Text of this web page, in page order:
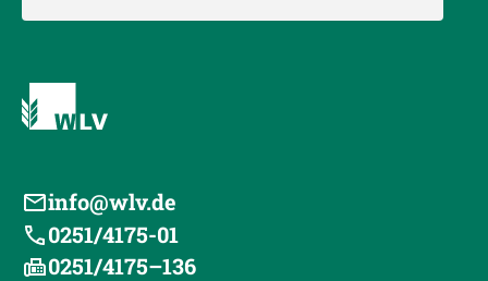
info@wlv.de
0251/4175-01
0251/4175–136